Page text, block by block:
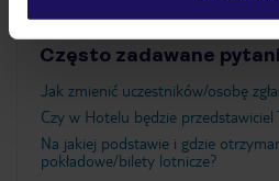
Często zadawane
Jak zmienić uczestników/osobę
Czy w Hotelu będzie przedstawiciel
Na jakiej podstawie i gdzie
pokładowe/bilety lotnicze?